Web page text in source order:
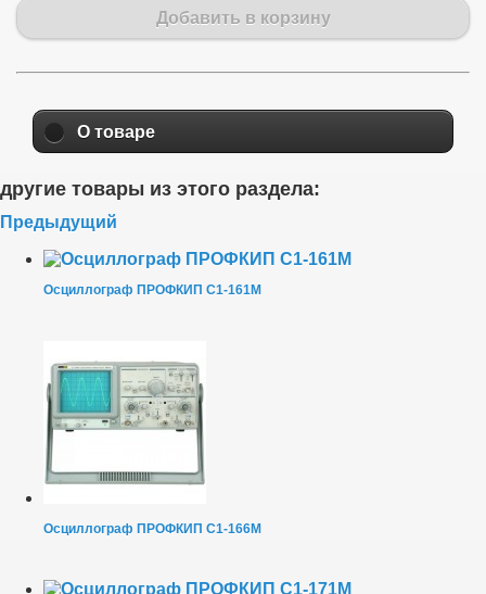
Добавить в корзину
О товаре
другие товары из этого раздела:
Предыдущий
Осциллограф ПРОФКИП С1-161М
Осциллограф ПРОФКИП С1-166М